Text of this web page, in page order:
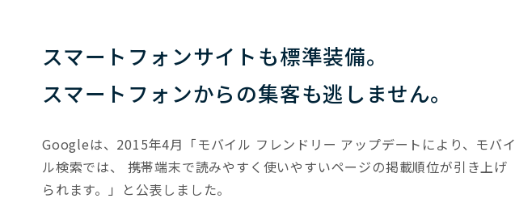
スマートフォンサイトも標準装備。
スマートフォンからの集客も逃しません。
Googleは、2015年4月「モバイル フレンドリー アップデートにより、モバイ
ル検索では、 携帯端末で読みやすく使いやすいページの掲載順位が引き上げ
られます。」と公表しました。